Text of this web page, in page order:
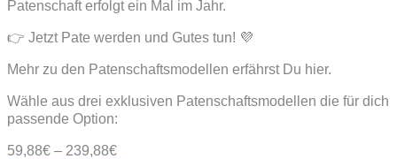
Patenschaft erfolgt ein Mal im Jahr.
👉 Jetzt Pate werden und Gutes tun! 💜
Mehr zu den Patenschaftsmodellen erfährst Du hier.
Wähle aus drei exklusiven Patenschaftsmodellen die für dich
passende Option:
59,88€ – 239,88€